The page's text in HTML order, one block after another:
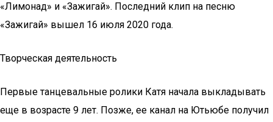
«Лимонад» и «Зажигай». Последний клип на песню
«Зажигай» вышел 16 июля 2020 года.
Творческая деятельность
Первые танцевальные ролики Катя начала выкладывать
еще в возрасте 9 лет. Позже, ее канал на Ютьюбе получил